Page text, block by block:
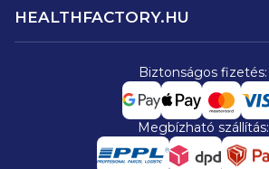
HEALTHFACTORY.HU
Biztonságos fizetés:
Megbízható szállítás: